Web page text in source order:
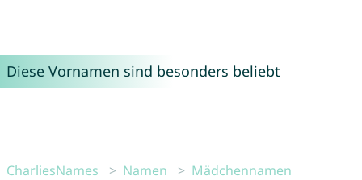
Diese Vornamen sind besonders beliebt
CharliesNames Namen
Mädchennamen